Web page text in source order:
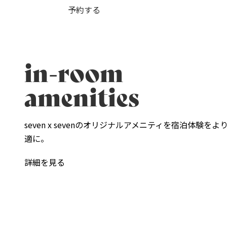
予約する
in-room
amenities
seven x sevenのオリジナルアメニティを宿泊体験をよ
適に。
詳細を見る